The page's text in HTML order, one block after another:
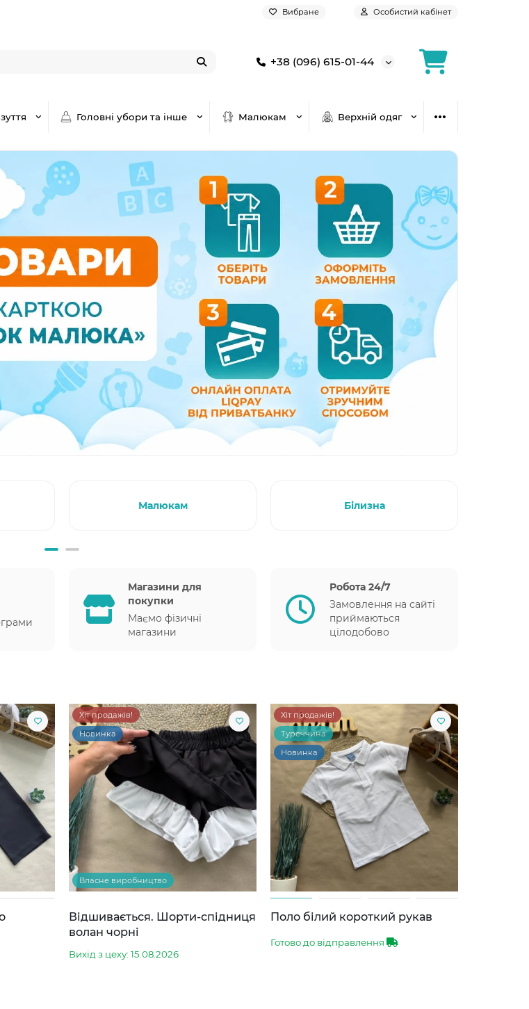
Вибране Особистий кабінет
+38 (096) 615-01-44
Головні убори та інше Малюкам Верхній одяг
Малюкам Білизна
Магазини для
покупки
Маємо фізичні
магазини
Робота 24/7
Замовлення на сайті
приймаються
цілодобово
Хіт продажів!
Новинка
Власне виробництво
Відшивається. Шорти-спідниця
волан чорні
Вихід з цеху: 15.08.2026
Хіт продажів!
Туреччина
Новинка
Поло білий короткий рукав
Готово до відправлення